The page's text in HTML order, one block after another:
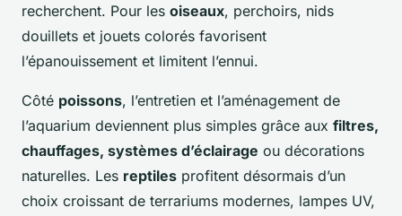
recherchent. Pour les oiseaux, perchoirs, nids
douillets et jouets colorés favorisent
l’épanouissement et limitent l’ennui.
Côté poissons, l’entretien et l’aménagement de
l’aquarium deviennent plus simples grâce aux filtres,
chauffages, systèmes d’éclairage ou décorations
naturelles. Les reptiles profitent désormais d’un
choix croissant de terrariums modernes, lampes UV,